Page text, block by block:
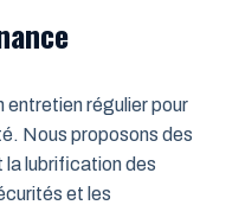
entretien régulier pour
Nous proposons des
lubrification des
et les